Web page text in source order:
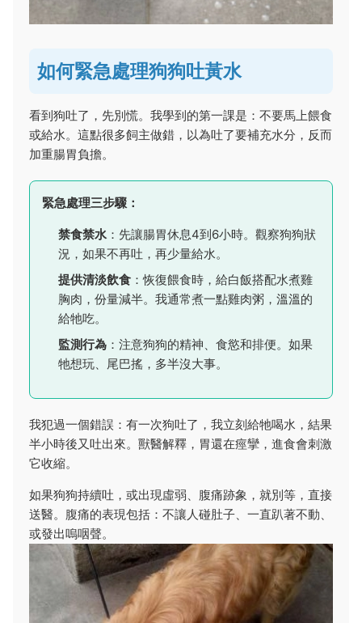
如何緊急處理狗狗吐黃水
看到狗吐了，先別慌。我學到的第一課是：不要馬上餵食
或給水。這點很多飼主做錯，以為吐了要補充水分，反而
加重腸胃負擔。
緊急處理三步驟：
禁食禁水 ：先讓腸胃休息4到6小時。觀察狗狗狀
況，如果不再吐，再少量給水。
提供清淡飲食 ：恢復餵食時，給白飯搭配水煮雞
胸肉，份量減半。我通常煮一點雞肉粥，溫溫的
給牠吃。
監測行為 ：注意狗狗的精神、食慾和排便。如果
牠想玩、尾巴搖，多半沒大事。
我犯過一個錯誤：有一次狗吐了，我立刻給牠喝水，結果
半小時後又吐出來。獸醫解釋，胃還在痙攣，進食會刺激
它收縮。
如果狗狗持續吐，或出現虛弱、腹痛跡象，就別等，直接
送醫。腹痛的表現包括：不讓人碰肚子、一直趴著不動、
或發出嗚咽聲。